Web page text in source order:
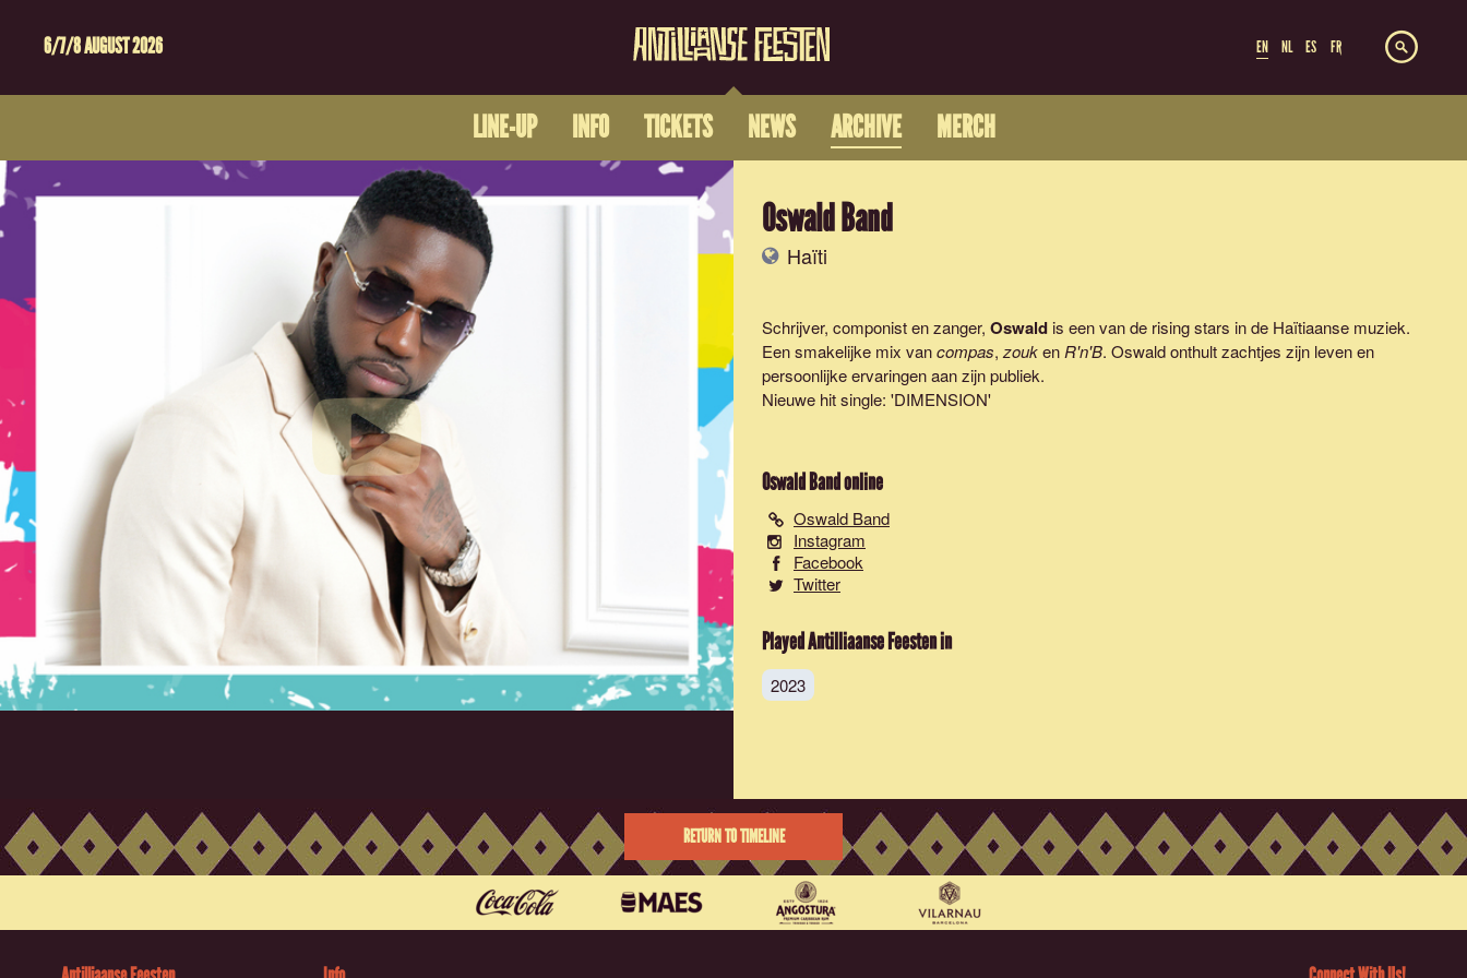
6/7/8 AUGUST 2026 EN NL ES FR
LINE-UP INFO TICKETS NEWS ARCHIVE MERCH
Oswald Band
Haïti
Schrijver, componist en zanger, Oswald is een van de rising stars in de Haïtiaanse muziek.
Een smakelijke mix vancompas, zouken R'n'B. Oswald onthult zachtjes zijn leven en
persoonlijke ervaringen aan zijn publiek.
Nieuwe hit single: 'DIMENSION'
Oswald Bandonline
Oswald Band
Instagram
Facebook
Twitter
Played Antilliaanse Feesten in
2023
RETURN TO TIMELINE